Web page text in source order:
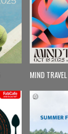
MIND TRAVEL